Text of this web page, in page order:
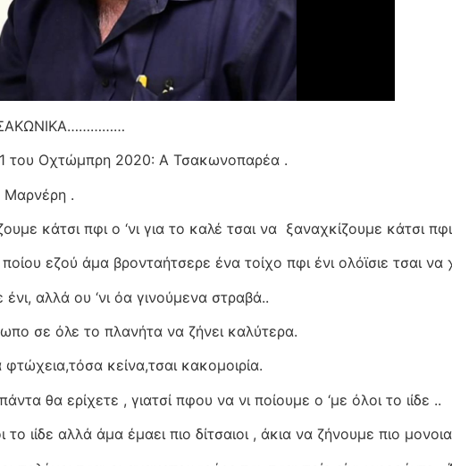
του Οχτώμπρη 2020: Α Τσακωνοπαρέα .
Μαρνέρη .
κάτσι πφι ο ‘νι για το καλέ τσαι να ξαναχκίζουμε κάτσι
εζού άμα βρονταήτσερε ένα τοίχο πφι ένι ολόϊσιε τσαι να
αλλά ου ‘νι όα γινούμενα στραβά..
σε όλε το πλανήτα να ζήνει καλύτερα.
κείνα,τσαι κακομοιρία.
θα ερίχετε , γιατσί πφου να νι ποίουμε ο ‘με όλοι το ιίδε ..
ιίδε αλλά άμα έμαει πιο δίτσαιοι , άκια να ζήνουμε πιο